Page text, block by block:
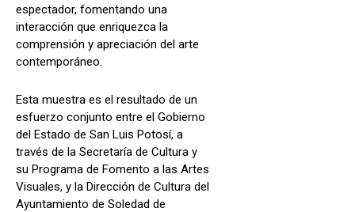
espectador, fomentando una
interacción que enriquezca la
comprensión y apreciación del arte
contemporáneo.
Esta muestra es el resultado de un
esfuerzo conjunto entre el Gobierno
del Estado de San Luis Potosí, a
través de la Secretaría de Cultura y
su Programa de Fomento a las Artes
Visuales, y la Dirección de Cultura del
Ayuntamiento de Soledad de